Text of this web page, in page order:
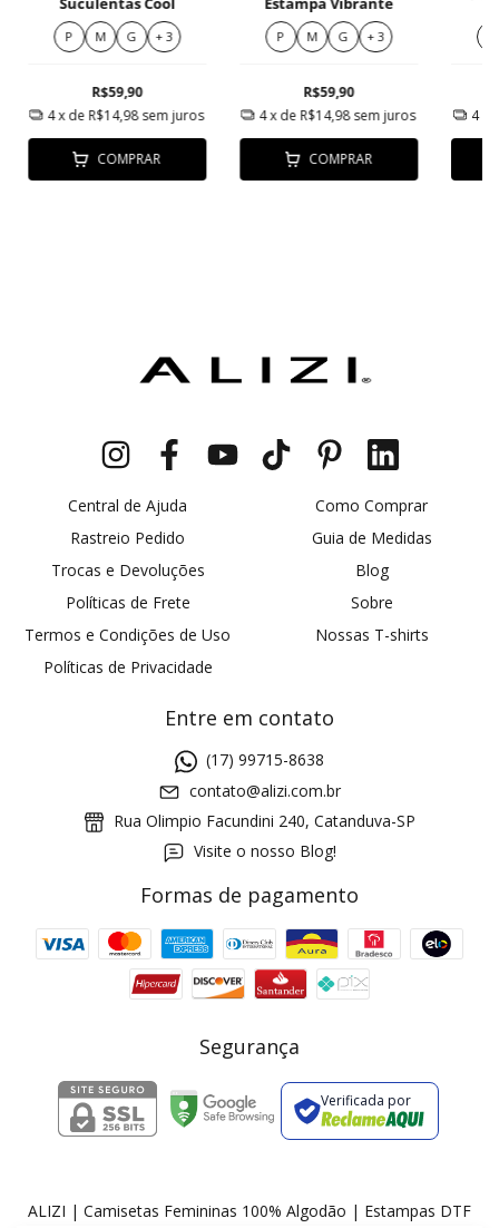
P M G + 3
R$59,90
4x de R$14,98 sem juros
COMPRAR
P M G + 3
R$59,90
4x de R$14,98sem juros
COMPRAR
4
Central de Ajuda
Rastreio Pedido
Trocas e Devoluções
Políticas de Frete
Termos e Condições de Uso
Políticas de Privacidade
Como Comprar
Guia de Medidas
Blog
Sobre
Nossas T-shirts
Entre em contato
(17) 99715-8638
contato@alizi.com.br
Rua Olimpio Facundini 240, Catanduva-SP
Visite o nosso Blog!
Formas de pagamento
Segurança
Verificada por
ALIZI | Camisetas Femininas 100% Algodão | Estampas DTF
Cupom 1a compra: GANHE5
2 pecas 7% OFF